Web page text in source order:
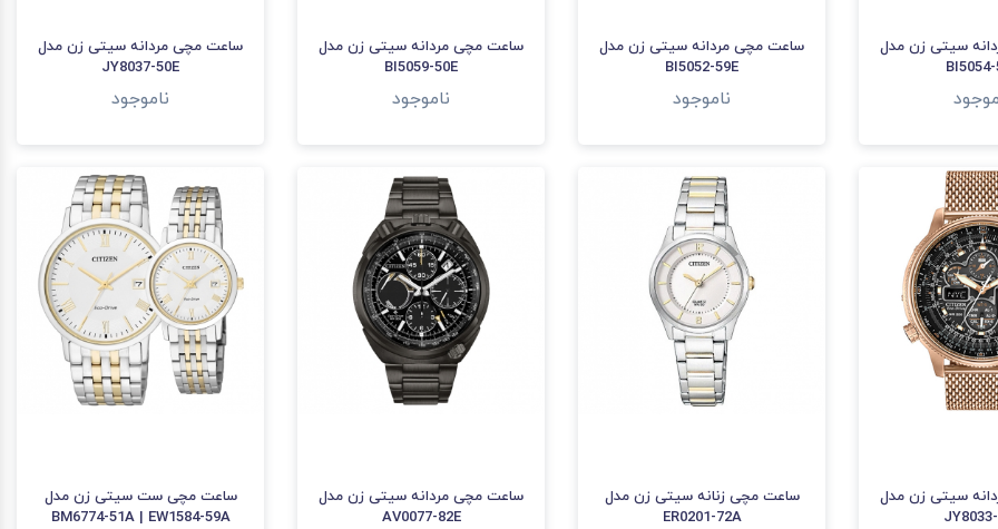
سیتی زن مدل
ساعت مچی مردانه سیتی زن مدل
BI5052-59E
ناموجود
ساعت مچی مردانه سیتی زن مدل
BI5059-50E
ناموجود
ساعت مچی مردانه سیتی زن مدل
JY8037-50E
ناموجود
سیتی زن مدل
ساعت مچی زنانه سیتی زن مدل
ER0201-72A
ساعت مچی مردانه سیتی زن مدل
AV0077-82E
ساعت مچی ست سیتی زن مدل
BM6774-51A | EW1584-59A